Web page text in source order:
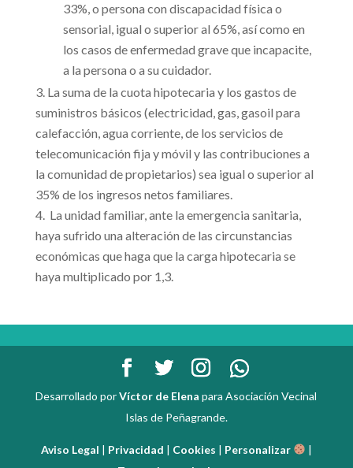
33%, o persona con discapacidad física o
sensorial, igual o superior al 65%, así como en
los casos de enfermedad grave que incapacite,
a la persona o a su cuidador.
­La suma de la cuota hipotecaria y los gastos de
suministros básicos (electricidad, gas, gasoil para
calefacción, agua corriente, de los servicios de
telecomunicación fija y móvil y las contribuciones a
la comunidad de propietarios) sea igual o superior al
35% de los ingresos netos familiares.
­ La unidad familiar, ante la emergencia sanitaria,
haya sufrido una alteración de las circunstancias
económicas que haga que la carga hipotecaria se
haya multiplicado por 1,3.
Desarrollado porVíctor de Elena para Asociación Vecinal
Islas de Peñagrande.
Aviso Legal | Privacidad | Cookies | Personalizar
|